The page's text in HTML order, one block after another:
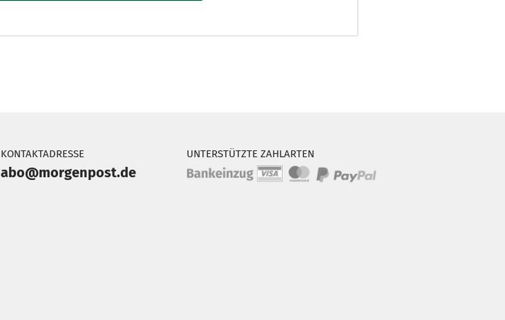
KONTAKTADRESSE
abo@morgenpost.de
UNTERSTÜTZTE ZAHLARTEN